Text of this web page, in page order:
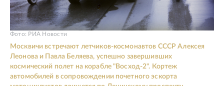
Москвичи встречают летчиков-космонавтов СССР Алексея
Леонова и Павла Беляева, успешно завершивших
космический полет на корабле "Восход-2". Кортеж
автомобилей в сопровождении почетного эскорта
Фото: РИА Новости